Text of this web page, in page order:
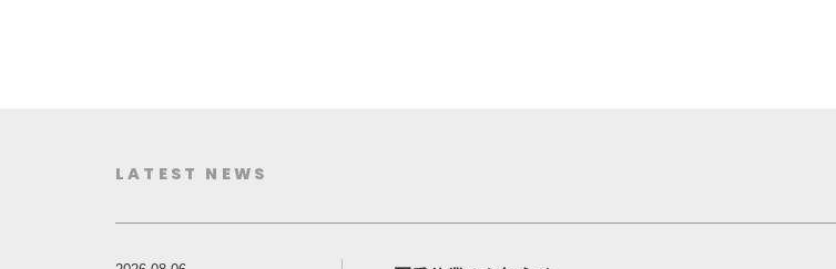
LATEST NEWS